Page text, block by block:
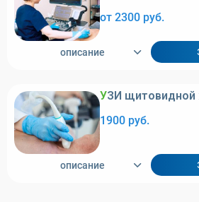
от 2300 руб.
описание
УЗИ
1900 руб.
описание